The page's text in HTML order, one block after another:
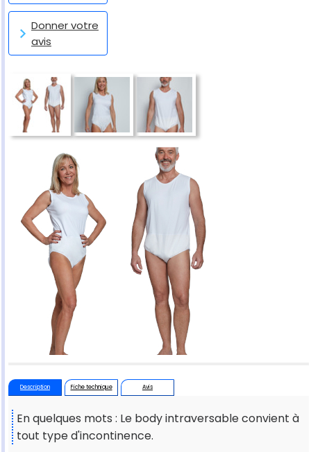
Donner votre
avis
Description Fiche technique Avis
En quelques mots : Le body intraversable convient à
tout type d'incontinence.